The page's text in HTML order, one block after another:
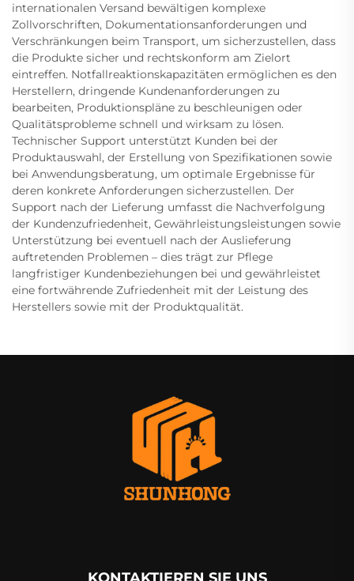
internationalen Versand bewältigen komplexe
Zollvorschriften, Dokumentationsanforderungen und
Verschränkungen beim Transport, um sicherzustellen, dass
die Produkte sicher und rechtskonform am Zielort
eintreffen. Notfallreaktionskapazitäten ermöglichen es den
Herstellern, dringende Kundenanforderungen zu
bearbeiten, Produktionspläne zu beschleunigen oder
Qualitätsprobleme schnell und wirksam zu lösen.
Technischer Support unterstützt Kunden bei der
Produktauswahl, der Erstellung von Spezifikationen sowie
bei Anwendungsberatung, um optimale Ergebnisse für
deren konkrete Anforderungen sicherzustellen. Der
Support nach der Lieferung umfasst die Nachverfolgung
der Kundenzufriedenheit, Gewährleistungsleistungen sowie
Unterstützung bei eventuell nach der Auslieferung
auftretenden Problemen – dies trägt zur Pflege
langfristiger Kundenbeziehungen bei und gewährleistet
eine fortwährende Zufriedenheit mit der Leistung des
Herstellers sowie mit der Produktqualität.